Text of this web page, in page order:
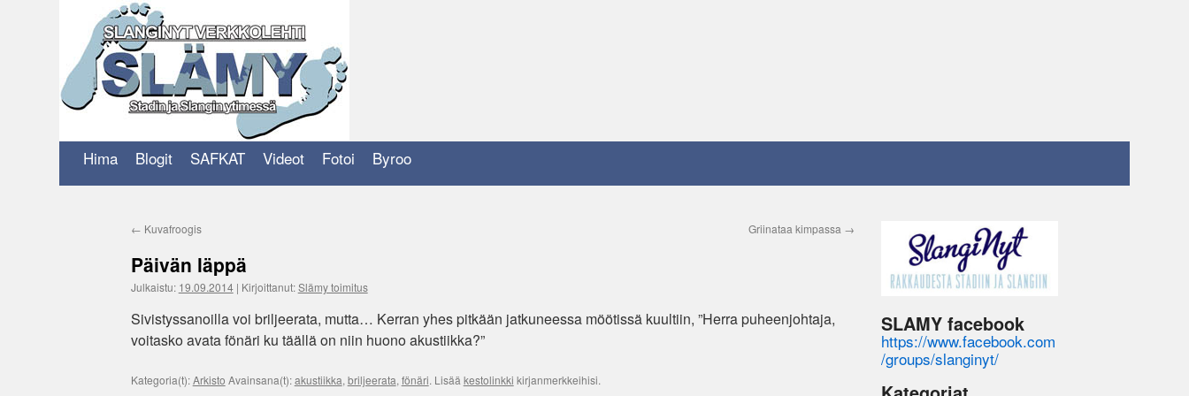
Hima Blogit SAFKAT Videot Fotoi Byroo
← Kuvafroogis Griinataa kimpassa →
Päivän läppä
Julkaistu: 19.09.2014| Kirjoittanut:Slämy toimitus
Sivistyssanoilla voi briljeerata, mutta… Kerran yhes pitkään jatkuneessa möötissä kuultiin, ”Herra puheenjohtaja,
voitasko avata fönäri ku täällä on niin huono akustiikka?”
Kategoria(t):Arkisto Avainsana(t):akustiikka, briljeerata, fönäri. Lisää kestolinkki kirjanmerkkeihisi.
SLAMY facebook
https://www.facebook.com
/groups/slanginyt/